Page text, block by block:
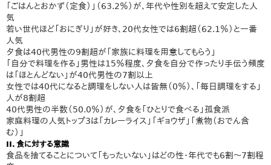
「ごはんとおかず（定食）」（63.2％）が、年代や性別を超えて安定した人
気
若い世代ほど「おにぎり」が好き、20代女性では6割超（62.1％）と一番
人気
夕食は40代男性の9割超が「家族に料理を用意してもらう」
「自分で料理を作る」男性は15％程度、夕食を自分で作ったり手伝う頻度
は「ほとんどない」が40代男性の7割以上
女性では40代になると調理をしない人は皆無（0％）、「毎日調理をする」
人が8割超
40代男性の半数（50.0％）が、夕食を「ひとりで食べる」孤食派
家庭料理の人気トップ3は「カレーライス」「ギョウザ」「煮物（おでん含
む）」
II．食に対する意識
食品を捨てることについて「もったいない」はどの性・年代でも6割〜7割程